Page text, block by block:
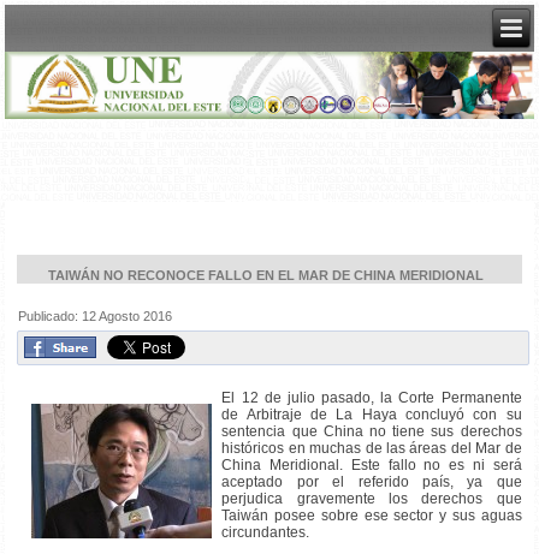
TAIWÁN NO RECONOCE FALLO EN EL MAR DE CHINA MERIDIONAL
Publicado: 12 Agosto 2016
El 12 de julio pasado, la Corte Permanente
de Arbitraje de La Haya concluyó con su
sentencia que China no tiene sus derechos
históricos en muchas de las áreas del Mar de
China Meridional. Este fallo no es ni será
aceptado por el referido país, ya que
perjudica gravemente los derechos que
Taiwán posee sobre ese sector y sus aguas
circundantes.